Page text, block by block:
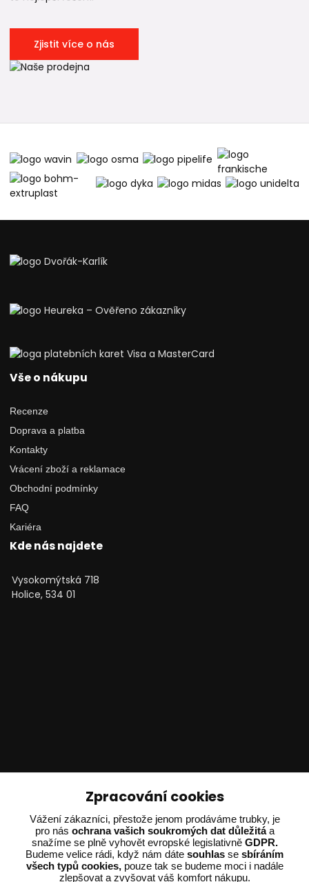
Zjistit více o nás
Vše o nákupu
Recenze
Doprava a platba
Kontakty
Vrácení zboží a reklamace
Obchodní podmínky
FAQ
Kariéra
Kde nás najdete
Vysokomýtská 718
Holice, 534 01
Ing. Adam Dvořák
+420 602 234 254
(Po-Pá 8:00 - 15:00)
potrebujiporadit@dvorak-karlik.cz
Zpracování cookies
Vážení zákazníci, přestože jenom prodáváme trubky, je
pro nás ochrana vašich soukromých dat důležitáa
snažíme se plně vyhovět evropské legislativně GDPR.
Budeme velice rádi, když nám dáte souhlas se sbíráním
všech typů cookies,pouze tak se budeme moci i nadále
zlepšovat a zvyšovat váš komfort nákupu.